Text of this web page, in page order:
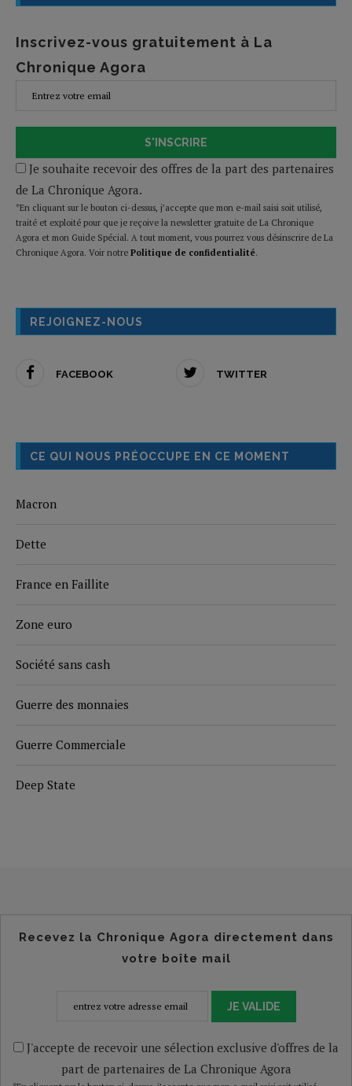
Inscrivez-vous gratuitement à La
Chronique Agora
S'INSCRIRE
Je souhaite recevoir des offres de la part des partenaires
de La Chronique Agora.
*En cliquant sur le bouton ci-dessus, j’accepte que mon e-mail saisi soit utilisé,
traité et exploité pour que je reçoive la newsletter gratuite de La Chronique
Agora et mon Guide Spécial. A tout moment, vous pourrez vous désinscrire de La
Chronique Agora. Voir notre Politique de confidentialité.
REJOIGNEZ-NOUS
FACEBOOK TWITTER
CE QUI NOUS PRÉOCCUPE EN CE MOMENT
Macron
Dette
France en Faillite
Zone euro
Société sans cash
Guerre des monnaies
Guerre Commerciale
Deep State
Recevez la Chronique Agora directement dans
votre boîte mail
JE VALIDE
J'accepte de recevoir une sélection exclusive d'offres de la
part de partenaires de La Chronique Agora